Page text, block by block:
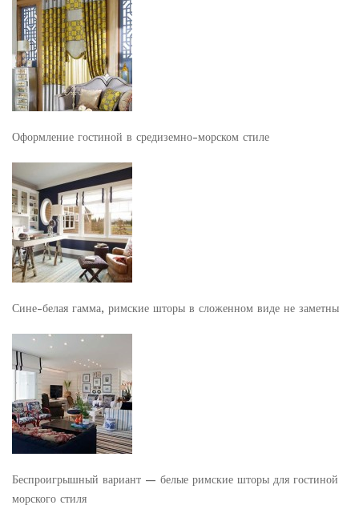
Оформление гостиной в средиземно-морском стиле
Сине-белая гамма, римские шторы в сложенном виде не заметны
Беспроигрышный вариант — белые римские шторы для гостиной
морского стиля